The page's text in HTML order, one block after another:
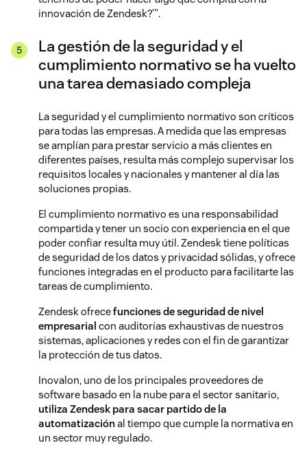
innovación de Zendesk?’".
La gestión de la seguridad y el
cumplimiento normativo se ha vuelto
una tarea demasiado compleja
La seguridad y el cumplimiento normativo son críticos
para todas las empresas. A medida que las empresas
se amplían para prestar servicio a más clientes en
diferentes países, resulta más complejo supervisar los
requisitos locales y nacionales y mantener al día las
soluciones propias.
El cumplimiento normativo es una responsabilidad
compartida y tener un socio con experiencia en el que
poder confiar resulta muy útil. Zendesk tiene políticas
de seguridad de los datos y privacidad sólidas, y ofrece
funciones integradas en el producto para facilitarte las
tareas de cumplimiento.
Zendesk ofrecefunciones de seguridad de nivel
empresarial con auditorías exhaustivas de nuestros
sistemas, aplicaciones y redes con el fin de garantizar
la protección de tus datos.
Inovalon, uno de los principales proveedores de
software basado en la nube para el sector sanitario,
utiliza Zendesk para sacar partido de la
automatizaciónal tiempo que cumple la normativa en
un sector muy regulado.